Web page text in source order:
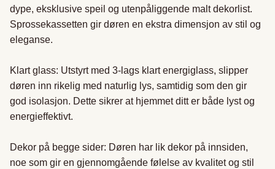
dype, eksklusive speil og utenpåliggende malt dekorlist.
Sprossekassetten gir døren en ekstra dimensjon av stil og
eleganse.
Klart glass: Utstyrt med 3-lags klart energiglass, slipper
døren inn rikelig med naturlig lys, samtidig som den gir
god isolasjon. Dette sikrer at hjemmet ditt er både lyst og
energieffektivt.
Dekor på begge sider: Døren har lik dekor på innsiden,
noe som gir en gjennomgående følelse av kvalitet og stil